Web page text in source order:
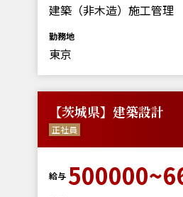
建築（非木造）施工管理
勤務地
東京
【茨城県】建築設計
正社員
給与